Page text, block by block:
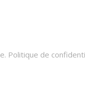
Politique de